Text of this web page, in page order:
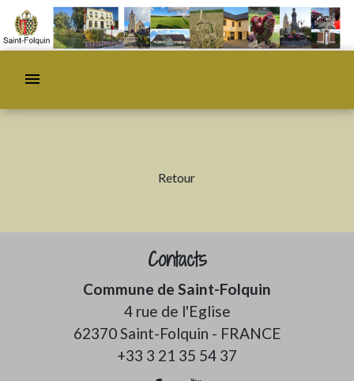
menu
Retour
Contacts
Commune de Saint-Folquin
4 rue de l'Eglise
62370 Saint-Folquin - FRANCE
+33 3 21 35 54 37